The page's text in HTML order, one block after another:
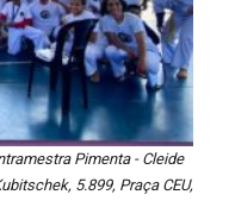
Pimenta - Cleide
5.899, Praça CEU,